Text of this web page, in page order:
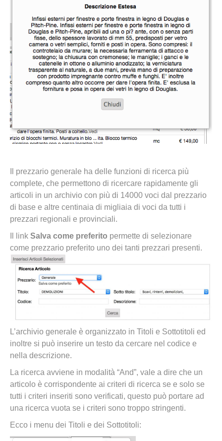
Il prezzario generale ha delle funzioni di ricerca più
complete, che permettono di ricercare rapidamente gli
articoli in un archivio con più di 14000 voci dal prezzario
di base e altre centinaia di migliaia di voci da tutti i
prezzari regionali e provinciali.
Il link Salva come preferito permette di selezionare
come prezzario preferito uno dei tanti prezzari presenti.
L’archivio generale è organizzato in Titoli e Sottotitoli ed
inoltre si può inserire un testo da cercare nel codice e
nella descrizione.
La ricerca avviene in modalità “And”, vale a dire che un
articolo è corrispondente ai criteri di ricerca se e solo se
tutti i criteri inseriti sono verificati, questo può portare ad
una ricerca vuota se i criteri sono troppo stringenti.
Ecco i menu dei Titoli e dei Sottotitoli: